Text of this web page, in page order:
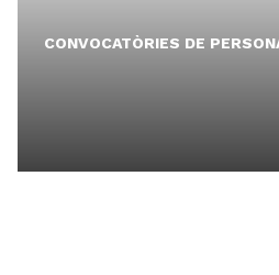
CONVOCATÒRIES DE